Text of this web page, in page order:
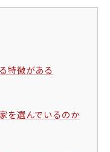
特徴がある
を選んでいるのか